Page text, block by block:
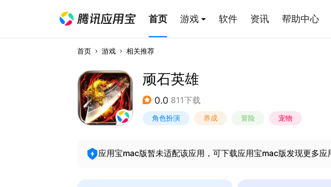
首页 游戏 软件 资讯 帮助中心
首页 游戏 相关推荐
顽石英雄
0.0 811下载
角色扮演 养成 冒险 宠物
应用宝mac版暂未适配该应用，可下载应用宝mac版发现更多应